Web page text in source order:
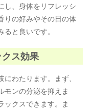
し、身体をリフレッシ
りの好みやその日の体
と良いです。
ス効果
わたります。まず、
モンの分泌を抑えま
ックスできます。ま